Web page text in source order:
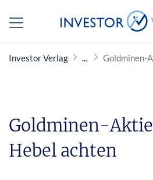
Investor Verlag Goldminen-
Goldminen-
Hebel achten